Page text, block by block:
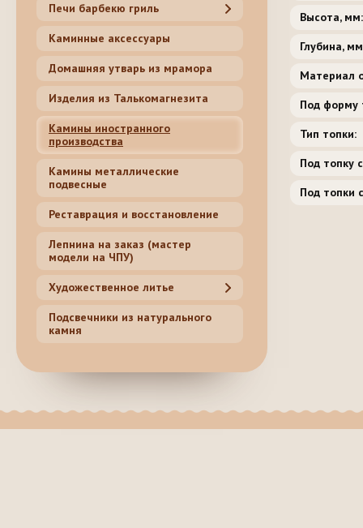
Высота, мм:
Глубина,
Материал
Под форму
Тип топки:
Под топку
Под топки
Печи барбекю гриль
Каминные аксессуары
Домашняя утварь из мрамора
Изделия из Талькомагнезита
Камины иностранного
производства
Камины металлические
подвесные
Реставрация и восстановление
Лепнина на заказ (мастер
модели на ЧПУ)
Художественное литье
Подсвечники из натурального
камня